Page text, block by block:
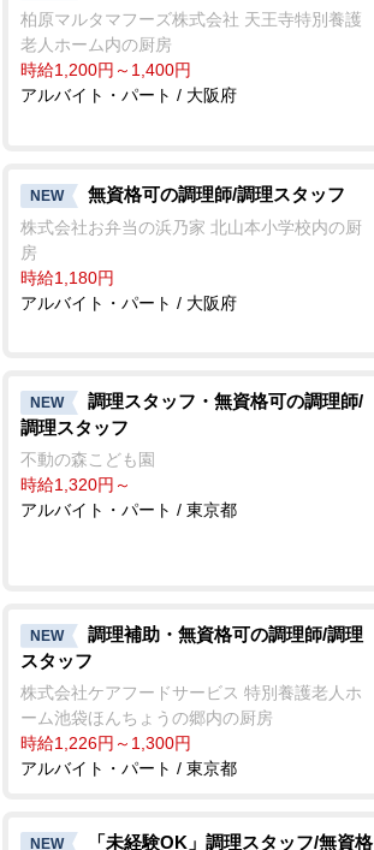
柏原マルタマフーズ株式会社 天王寺特別養護
老人ホーム内の厨房
時給1,200円～1,400円
アルバイト・パート / 大阪府
NEW 無資格可の調理師/調理スタッフ
株式会社お弁当の浜乃家 北山本小学校内の厨
房
時給1,180円
アルバイト・パート / 大阪府
NEW
調理スタッフ・無資格可の調理師/
調理スタッフ
不動の森こども園
時給1,320円～
アルバイト・パート / 東京都
NEW
調理補助・無資格可の調理師/調理
スタッフ
株式会社ケアフードサービス 特別養護老人ホ
ーム池袋ほんちょうの郷内の厨房
時給1,226円～1,300円
アルバイト・パート / 東京都
NEW 「未経験OK」調理スタッフ/無資格